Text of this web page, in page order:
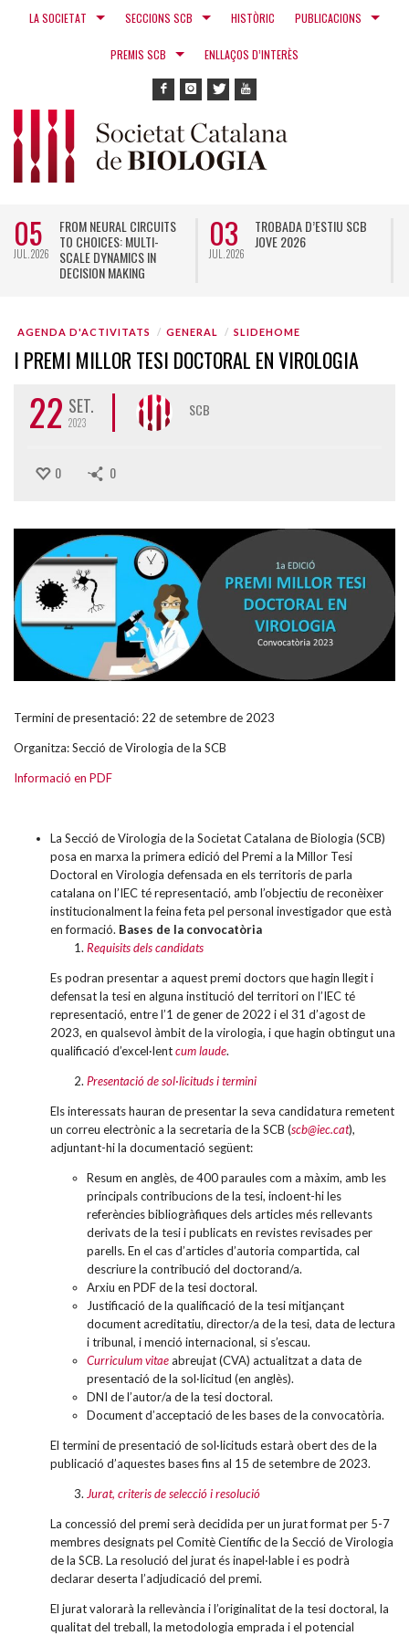
LA SOCIETAT SECCIONS SCB HISTÒRIC PUBLICACIONS
PREMIS SCB ENLLAÇOS D’INTERÈS
05
JUL. 2026
FROM NEURAL CIRCUITS
TO CHOICES: MULTI-
SCALE DYNAMICS IN
DECISION MAKING
03
JUL. 2026
TROBADA D’ESTIU SCB
JOVE 2026
AGENDA D'ACTIVITATS GENERAL SLIDEHOME
I PREMI MILLOR TESI DOCTORAL EN VIROLOGIA
22 SET.
2023
SCB
0 0
Termini de presentació: 22 de setembre de 2023
Organitza: Secció de Virologia de la SCB
Informació en PDF
La Secció de Virologia de la Societat Catalana de Biologia (SCB)
posa en marxa la primera edició del Premi a la Millor Tesi
Doctoral en Virologia defensada en els territoris de parla
catalana on l’IEC té representació, amb l’objectiu de reconèixer
institucionalment la feina feta pel personal investigador que està
en formació. Bases de la convocatòria
Requisits dels candidats
Es podran presentar a aquest premi doctors que hagin llegit i
defensat la tesi en alguna institució del territori on l’IEC té
representació, entre l’1 de gener de 2022 i el 31 d’agost de
2023, en qualsevol àmbit de la virologia, i que hagin obtingut una
qualificació d’excel·lentcum laude.
Presentació de sol·licituds i termini
Els interessats hauran de presentar la seva candidatura remetent
un correu electrònic a la secretaria de la SCB (scb@iec.cat),
adjuntant-hi la documentació següent:
Resum en anglès, de 400 paraules com a màxim, amb les
principals contribucions de la tesi, incloent-hi les
referències bibliogràfiques dels articles més rellevants
derivats de la tesi i publicats en revistes revisades per
parells. En el cas d’articles d’autoria compartida, cal
descriure la contribució del doctorand/a.
Arxiu en PDF de la tesi doctoral.
Justificació de la qualificació de la tesi mitjançant
document acreditatiu, director/a de la tesi, data de lectura
i tribunal, i menció internacional, si s’escau.
Curriculum vitaeabreujat (CVA) actualitzat a data de
presentació de la sol·licitud (en anglès).
DNI de l’autor/a de la tesi doctoral.
Document d’acceptació de les bases de la convocatòria.
El termini de presentació de sol·licituds estarà obert des de la
publicació d’aquestes bases fins al 15 de setembre de 2023.
Jurat, criteris de selecció i resolució
La concessió del premi serà decidida per un jurat format per 5-7
membres designats pel Comitè Científic de la Secció de Virologia
de la SCB. La resolució del jurat és inapel·lable i es podrà
declarar deserta l’adjudicació del premi.
El jurat valorarà la rellevància i l’originalitat de la tesi doctoral, la
qualitat del treball, la metodologia emprada i el potencial